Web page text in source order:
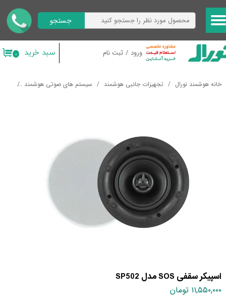
ورود / ثبت نام
حساب کاربری من
تغییر گذر واژه
خروج از حساب کاربری
جستجو
۰ سبد خرید
خانه هوشمند نورال تجهیزات جانبی هوشمند سیستم های صوتی هوشمند
اسپیکر سقفی SOS مدل SP502
۱۱,۵۵۰,۰۰۰ تومان